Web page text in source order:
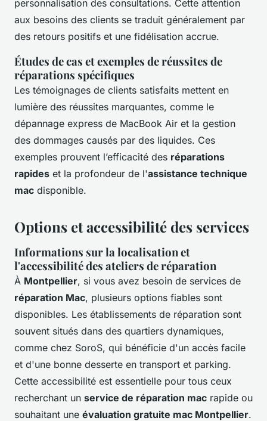
personnalisation des consultations. Cette attention
aux besoins des clients se traduit généralement par
des retours positifs et une fidélisation accrue.
Études de cas et exemples de réussites de
réparations spécifiques
Les témoignages de clients satisfaits mettent en
lumière des réussites marquantes, comme le
dépannage express de MacBook Air et la gestion
des dommages causés par des liquides. Ces
exemples prouvent l’efficacité des réparations
rapides et la profondeur de l'assistance technique
mac disponible.
Options et accessibilité des services
Informations sur la localisation et
l'accessibilité des ateliers de réparation
À Montpellier, si vous avez besoin de services de
réparation Mac, plusieurs options fiables sont
disponibles. Les établissements de réparation sont
souvent situés dans des quartiers dynamiques,
comme chez SoroS, qui bénéficie d'un accès facile
et d'une bonne desserte en transport et parking.
Cette accessibilité est essentielle pour tous ceux
recherchant un service de réparation mac rapide ou
souhaitant une évaluation gratuite mac Montpellier.